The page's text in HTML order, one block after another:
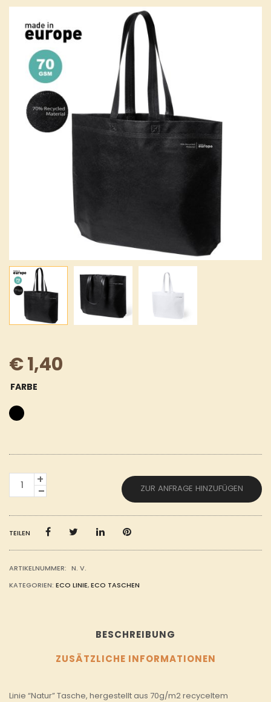
€1,40
FARBE
"NATUR"
TASCHE
ZUR ANFRAGE HINZUFÜGEN
TEILEN
ARTIKELNUMMER: N. V.
KATEGORIEN: ECO LINIE,ECO TASCHEN
BESCHREIBUNG
ZUSÄTZLICHE INFORMATIONEN
Linie “Natur” Tasche, hergestellt aus 70g/m2 recyceltem